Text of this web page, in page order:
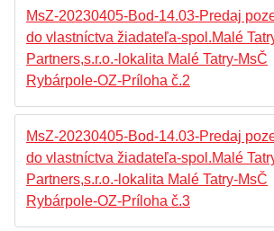
MsZ-20230405-Bod-14.03-Predaj
do vlastníctva žiadateľa-spol.Malé
Partners,s.r.o.-lokalita Malé Tatry-MsČ
Rybárpole-OZ-Príloha č.2
MsZ-20230405-Bod-14.03-Predaj
do vlastníctva žiadateľa-spol.Malé
Partners,s.r.o.-lokalita Malé Tatry-MsČ
Rybárpole-OZ-Príloha č.3